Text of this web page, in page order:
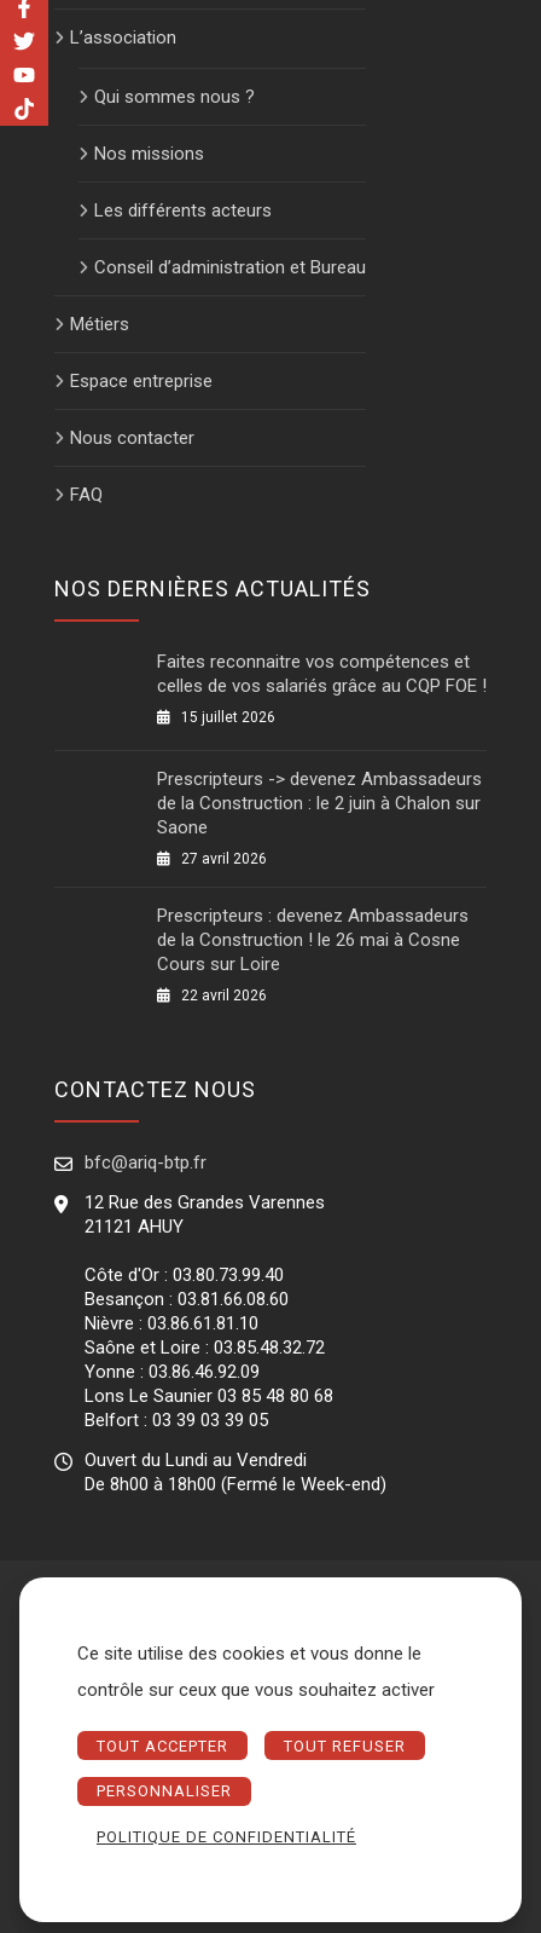
L’association
Qui sommes nous ?
Nos missions
Les différents acteurs
Conseil d’administration et Bureau
Métiers
Espace entreprise
Nous contacter
FAQ
NOS DERNIÈRES ACTUALITÉS
Faites reconnaitre vos compétences et
celles de vos salariés grâce au CQP FOE !
15 juillet 2026
Prescripteurs -> devenez Ambassadeurs
de la Construction : le 2 juin à Chalon sur
Saone
27 avril 2026
Prescripteurs : devenez Ambassadeurs
de la Construction ! le 26 mai à Cosne
Cours sur Loire
22 avril 2026
CONTACTEZ NOUS
bfc@ariq-btp.fr
12 Rue des Grandes Varennes
21121 AHUY
Côte d'Or : 03.80.73.99.40
Besançon : 03.81.66.08.60
Nièvre : 03.86.61.81.10
Saône et Loire : 03.85.48.32.72
Yonne : 03.86.46.92.09
Lons Le Saunier 03 85 48 80 68
Belfort : 03 39 03 39 05
Ouvert du Lundi au Vendredi
De 8h00 à 18h00 (Fermé le Week-end)
Accueil
L’association
Qui sommes nous ?
Les différents acteurs
Conseil d’administration et Bureau
Métiers
Espace entreprise
Copyright © 2026 ARIQ BTP -Mentions Légales
Ce site utilise des cookies et vous donne le
contrôle sur ceux que vous souhaitez activer
TOUT ACCEPTER TOUT REFUSER
PERSONNALISER
POLITIQUE DE CONFIDENTIALITÉ